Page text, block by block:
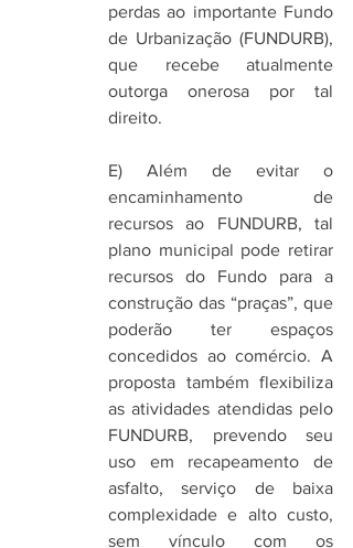
perdas ao importante Fundo
de Urbanização (FUNDURB),
que recebe atualmente
outorga onerosa por tal
direito.
E) Além de evitar o
encaminhamento de
recursos ao FUNDURB, tal
plano municipal pode retirar
recursos do Fundo para a
construção das “praças”, que
poderão ter espaços
concedidos ao comércio. A
proposta também flexibiliza
as atividades atendidas pelo
FUNDURB, prevendo seu
uso em recapeamento de
asfalto, serviço de baixa
complexidade e alto custo,
sem vínculo com os